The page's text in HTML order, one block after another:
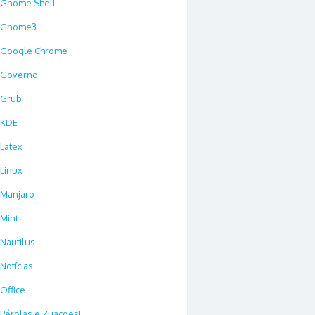
Gnome Shell
Gnome3
Google Chrome
Governo
Grub
KDE
Latex
Linux
Manjaro
Mint
Nautilus
Notícias
Office